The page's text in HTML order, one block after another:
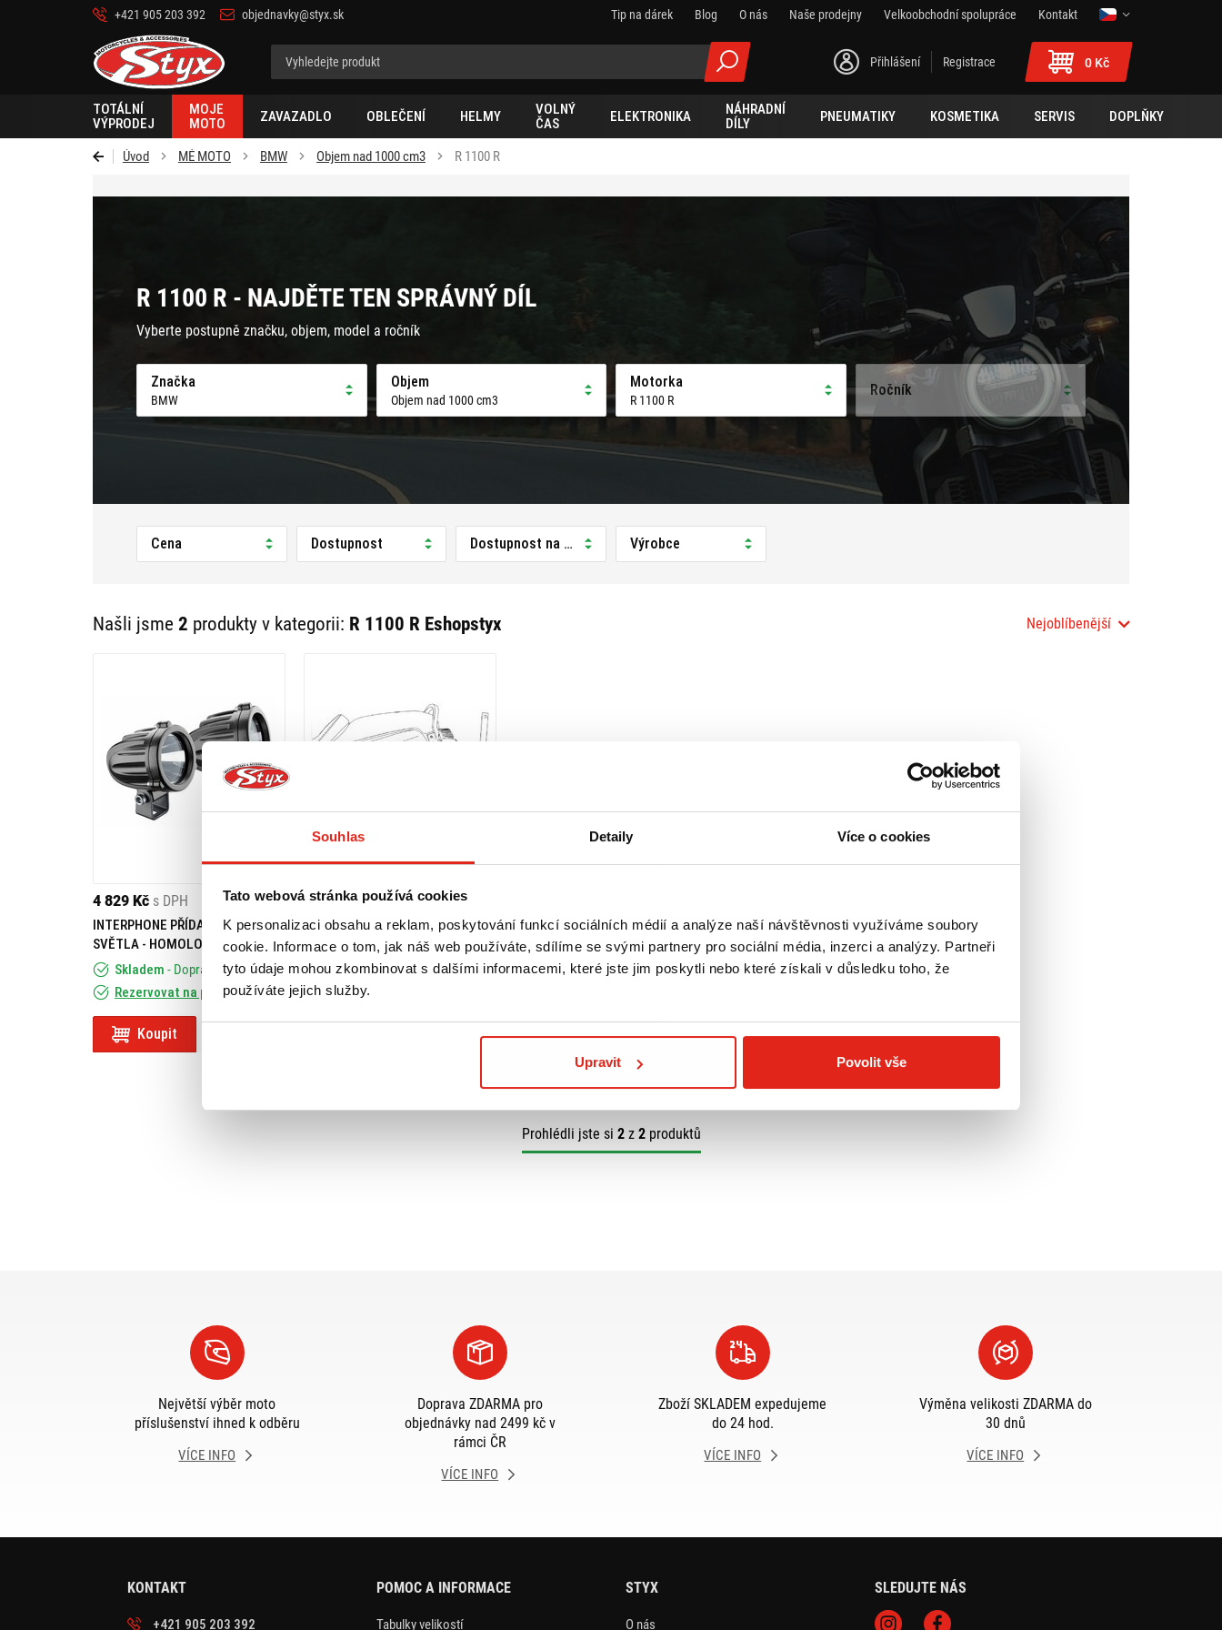
Souhlas Detaily Více o cookies
Tato webová stránka používá cookies
K personalizaci obsahu a reklam, poskytování funkcí sociálních médií a analýze naší návštěvnosti využíváme soubory
cookie. Informace o tom, jak náš web používáte, sdílíme se svými partnery pro sociální média, inzerci a analýzy. Partneři
tyto údaje mohou zkombinovat s dalšími informacemi, které jste jim poskytli nebo které získali v důsledku toho, že
používáte jejich služby.
Upravit Povolit vše
+421 905 203 392 objednavky@styx.sk Tip na dárek Blog O nás Naše prodejny Velkoobchodní spolupráce
Kontakt
Styx-
cz
Přihlášení Registrace 0 Kč
TOTÁLNÍ
VÝPRODEJ
MOJE
MOTO
ZAVAZADLO OBLEČENÍ HELMY
VOLNÝ
ČAS
ELEKTRONIKA
NÁHRADNÍ
DÍLY
PNEUMATIKY KOSMETIKA SERVIS DOPLŇKY
Úvod MÉ MOTO BMW Objem nad 1000 cm3 R 1100 R
R 1100 R - NAJDĚTE TEN SPRÁVNÝ DÍL
Vyberte postupně značku, objem, model a ročník
Značka
BMW
Objem
Objem nad 1000 cm3
Motorka
R 1100 R
Ročník
Cena Dostupnost Dostupnost na prodejně Výrobce
Našli jsme 2 produkty v kategorii: R 1100 R Eshopstyx Nejoblíbenější
4 829 Kč s DPH
INTERPHONE PŘÍDAVNÁ LED
SVĚTLA - HOMOLOGIZOVANÁ,
ČERNÉSkladem - Doprava ZDARMA
Rezervovat na prodejně
Koupit
1 809 Kč s DPH
GIVI DRŽÁK KUFRU MONORACK
BMW R 850 R/R 1100 R 635F
Na objednávku
Prohlédli jste si 2z 2produktů
Největší výběr moto
příslušenství ihned k odběru
VÍCE INFO
Doprava ZDARMA pro
objednávky nad 2499 kč v
rámci ČR
VÍCE INFO
Zboží SKLADEM expedujeme
do 24 hod.
VÍCE INFO
Výměna velikosti ZDARMA do
30 dnů
VÍCE INFO
KONTAKT
+421 905 203 392
POMOC A INFORMACE
Tabulky velikostí
STYX
O nás
SLEDUJTE NÁS